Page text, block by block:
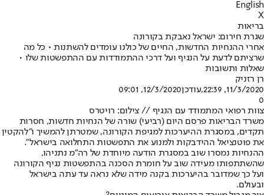
English
X
בריאות
שגרת חירום: ישראל נאבקת בקורונה
אחרי ההנחיות החדשות, החיים של כולנו עומדים להשתנות • כל מה
שרציתם לדעת על הנגיף ועל דרכי ההתמודדות עם ההתפשטות שלו •
שאלות ותשובות
רן רזניק
11/3/2020, 22:39
,עודכן12/3/2020, 09:01
0
צוות רפואי המתמודד עם הנגיף // צילום: רויטרס
משרד הבריאות פרסם היום (רביעי) שורה של הנחיות חדשות, חסרות
תקדים, במסגרת ההיערכות למגיפת הקורונה, שמטרתן להמשיך ו"להקטין
את פוטנציאל ההידבקות ולמנוע את התפשטות התחלואה בישראל".
ההנחיות נמסרו שוב במסגרת הודעה מיוחדת של רה"מ נתניהו,
שהשתתפותו מעידה שוב על חומרת הסכנה בהתפשטות נגיף הקורונה
ועל כך שמדובר בהיערכות בקנה מידה שלא נראה עד עתה בישראל
ובעולם.